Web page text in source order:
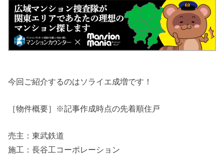
今回ご紹介するのはソライエ成増です！
［物件概要］※記事作成時点の先着順住戸
売主：東武鉄道
施工：長谷工コーポレーション